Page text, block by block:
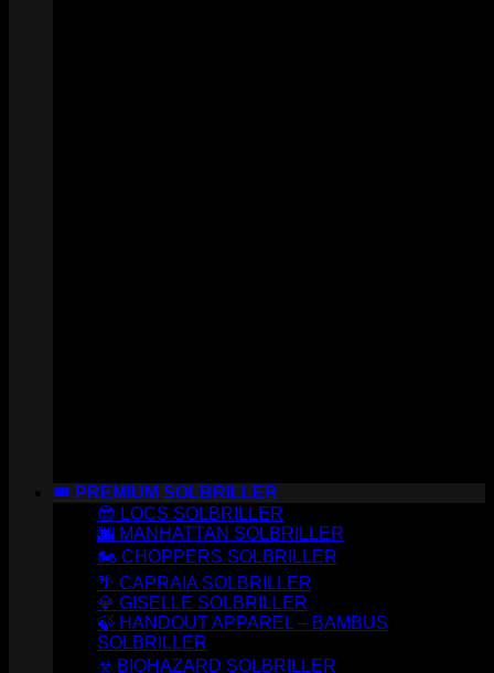
👑 PREMIUM SOLBRILLER
😎 LOCS SOLBRILLER
🌆 MANHATTAN SOLBRILLER
🏍️ CHOPPERS SOLBRILLER
🌴 CAPRAIA SOLBRILLER
💎 GISELLE SOLBRILLER
🍃 HANDOUT APPAREL – BAMBUS
SOLBRILLER
☣️ BIOHAZARD SOLBRILLER